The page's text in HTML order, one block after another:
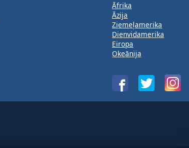
Āfrika
Āzija
Ziemeļamerika
Dienvidamerika
Eiropa
Okeānija